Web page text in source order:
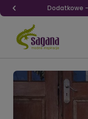
Dodatkowe -